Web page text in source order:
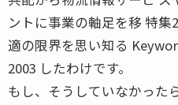
ントに事業の軸足を移 特
適の限界を思い知る
2003 したわけです。
もし、そうしていなかった